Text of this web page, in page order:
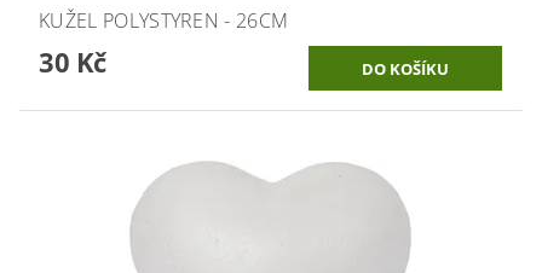
KUŽEL POLYSTYREN - 26CM
30 Kč